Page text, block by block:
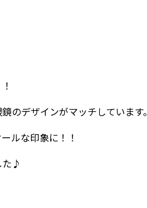
のデザインがマッチしています。
ルな印象に！！
た♪